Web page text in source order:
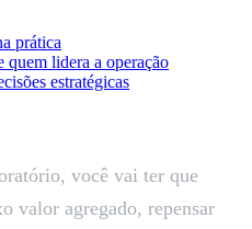
prática
quem lidera a operação
estratégicas
você vai ter que
valor agregado, repensar